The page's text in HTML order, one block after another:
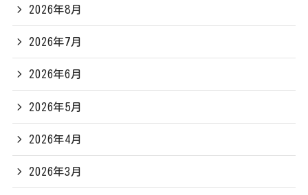
2026年8月
2026年7月
2026年6月
2026年5月
2026年4月
2026年3月